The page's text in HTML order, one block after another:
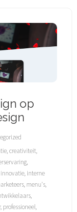
op
,creativiteit,
,
innovatie, interne
, menu's,
,
, professioneel,